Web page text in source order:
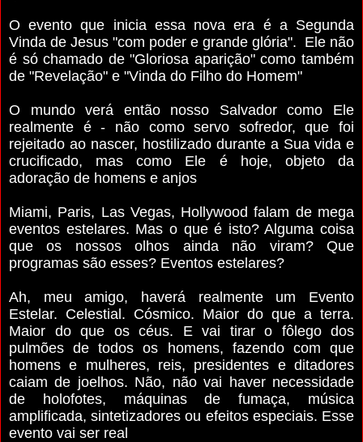
O evento que inicia essa nova era é a Segunda
Vinda de Jesus "com poder e grande glória". Ele não
é só chamado de"Gloriosa aparição"como também
de "Revelação" e "Vinda do Filho do Homem"
O mundo verá então nosso Salvador como Ele
realmente é - não como servo sofredor, que foi
rejeitado ao nascer, hostilizado durante a Sua vida e
crucificado, mas como Ele é hoje, objeto da
adoração de homens e anjos
Miami, Paris, Las Vegas, Hollywood falam de mega
eventos estelares. Mas o que é isto? Alguma coisa
que os nossos olhos ainda não viram? Que
programas são esses? Eventos estelares?
Ah, meu amigo, haverá realmente um Evento
Estelar. Celestial. Cósmico. Maior do que a terra.
Maior do que os céus. E vai tirar o fôlego dos
pulmões de todos os homens, fazendo com que
homens e mulheres, reis, presidentes e ditadores
caiam de joelhos. Não, não vai haver necessidade
de holofotes, máquinas de fumaça, música
amplificada, sintetizadores ou efeitos especiais. Esse
evento vai ser real